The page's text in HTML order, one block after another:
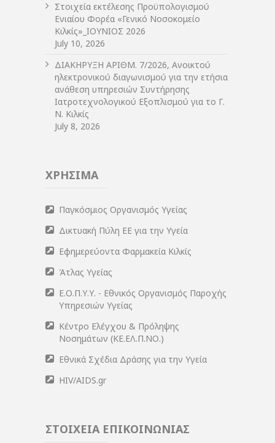
Στοιχεία εκτέλεσης Προϋπολογισμού
Ενιαίου Φορέα «Γενικό Νοσοκομείο
Κιλκίς»_ΙΟΥΝΙΟΣ 2026
July 10, 2026
ΔIΑΚΗΡΥΞΗ ΑΡIΘΜ. 7/2026, Ανοικτού
ηλεκτρονικού διαγωνισμού για την ετήσια
ανάθεση υπηρεσιών Συντήρησης
Ιατροτεχνολογικού Εξοπλισμού για το Γ.
Ν. Κιλκίς
July 8, 2026
ΧΡΗΣΙΜΑ
Παγκόσμιος Οργανισμός Υγείας
Δικτυακή Πύλη ΕΕ για την Υγεία
Εφημερεύοντα Φαρμακεία Κιλκίς
Άτλας Υγείας
Ε.Ο.Π.Υ.Υ. - Εθνικός Οργανισμός Παροχής
Υπηρεσιών Υγείας
Κέντρο Ελέγχου & Πρόληψης
Νοσημάτων (ΚΕ.ΕΛ.Π.ΝΟ.)
Εθνικά Σχέδια Δράσης για την Υγεία
HIV/AIDS.gr
ΣΤΟΙΧΕΙΑ ΕΠΙΚΟΙΝΩΝΙΑΣ